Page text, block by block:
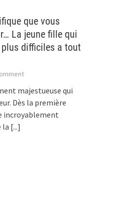
que vous
La jeune fille qui
difficiles a tout
majestueuse qui
Dès la première
incroyablement
la [...]